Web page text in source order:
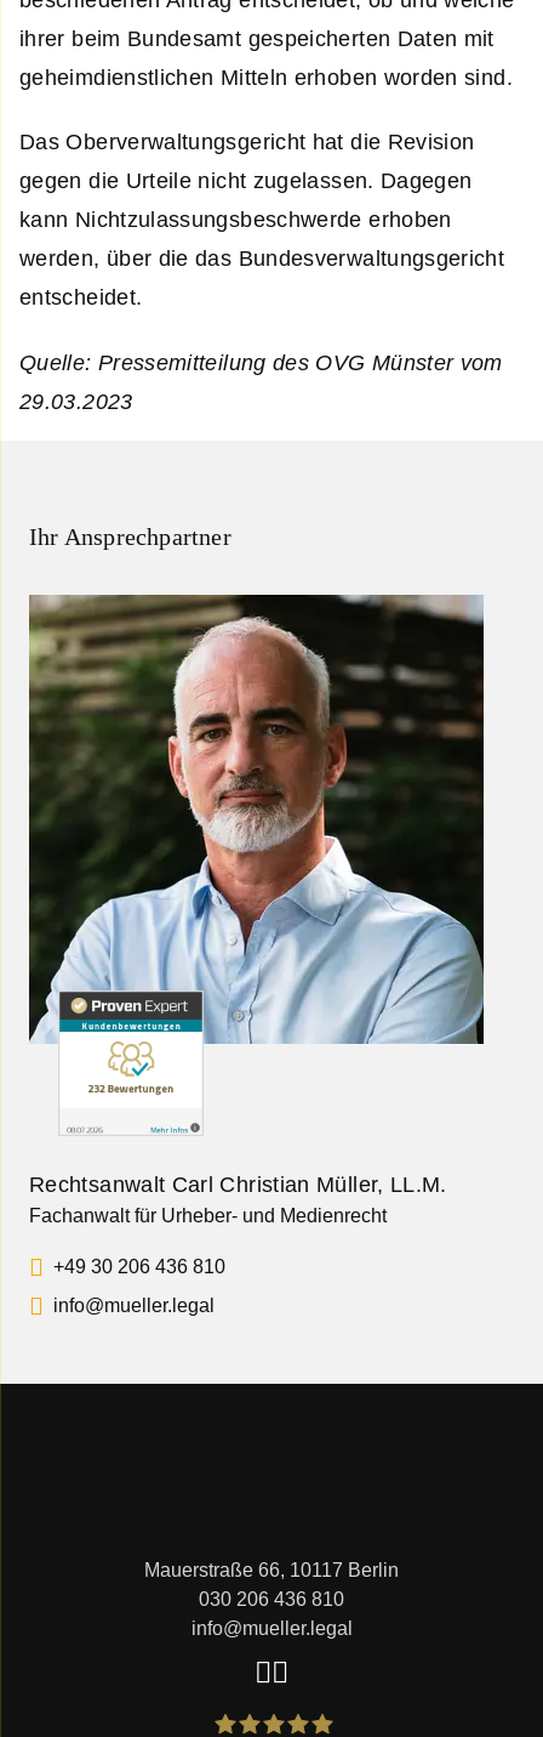
ihrer beim Bundesamt gespeicherten Daten mit
geheimdienstlichen Mitteln erhoben worden sind.
Das Oberverwaltungsgericht hat die Revision
gegen die Urteile nicht zugelassen. Dagegen
kann Nichtzulassungsbeschwerde erhoben
werden, über die das Bundesverwaltungsgericht
entscheidet.
Quelle: Pressemitteilung des OVG Münster vom
29.03.2023
Ihr Ansprechpartner
Rechtsanwalt Carl Christian Müller, LL.M.
Fachanwalt für Urheber- und Medienrecht
+49 30 206 436 810
info@mueller.legal
Mauerstraße 66, 10117 Berlin
030 206 436 810
info@mueller.legal